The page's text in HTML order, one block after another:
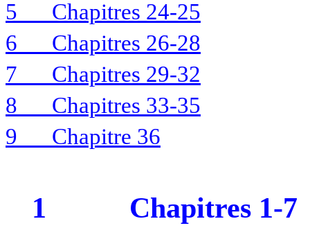
5
Chapitres 24-25
6
Chapitres 26-28
7
Chapitres 29-32
8
Chapitres 33-35
9
Chapitre 36
1 Chapitres 1-7